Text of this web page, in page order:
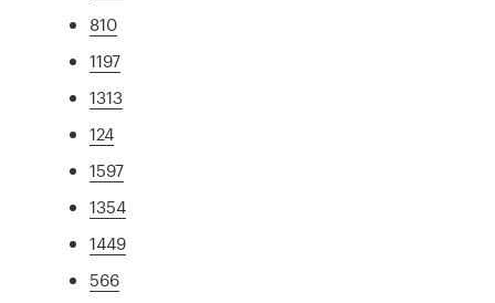
810
1197
1313
124
1597
1354
1449
566